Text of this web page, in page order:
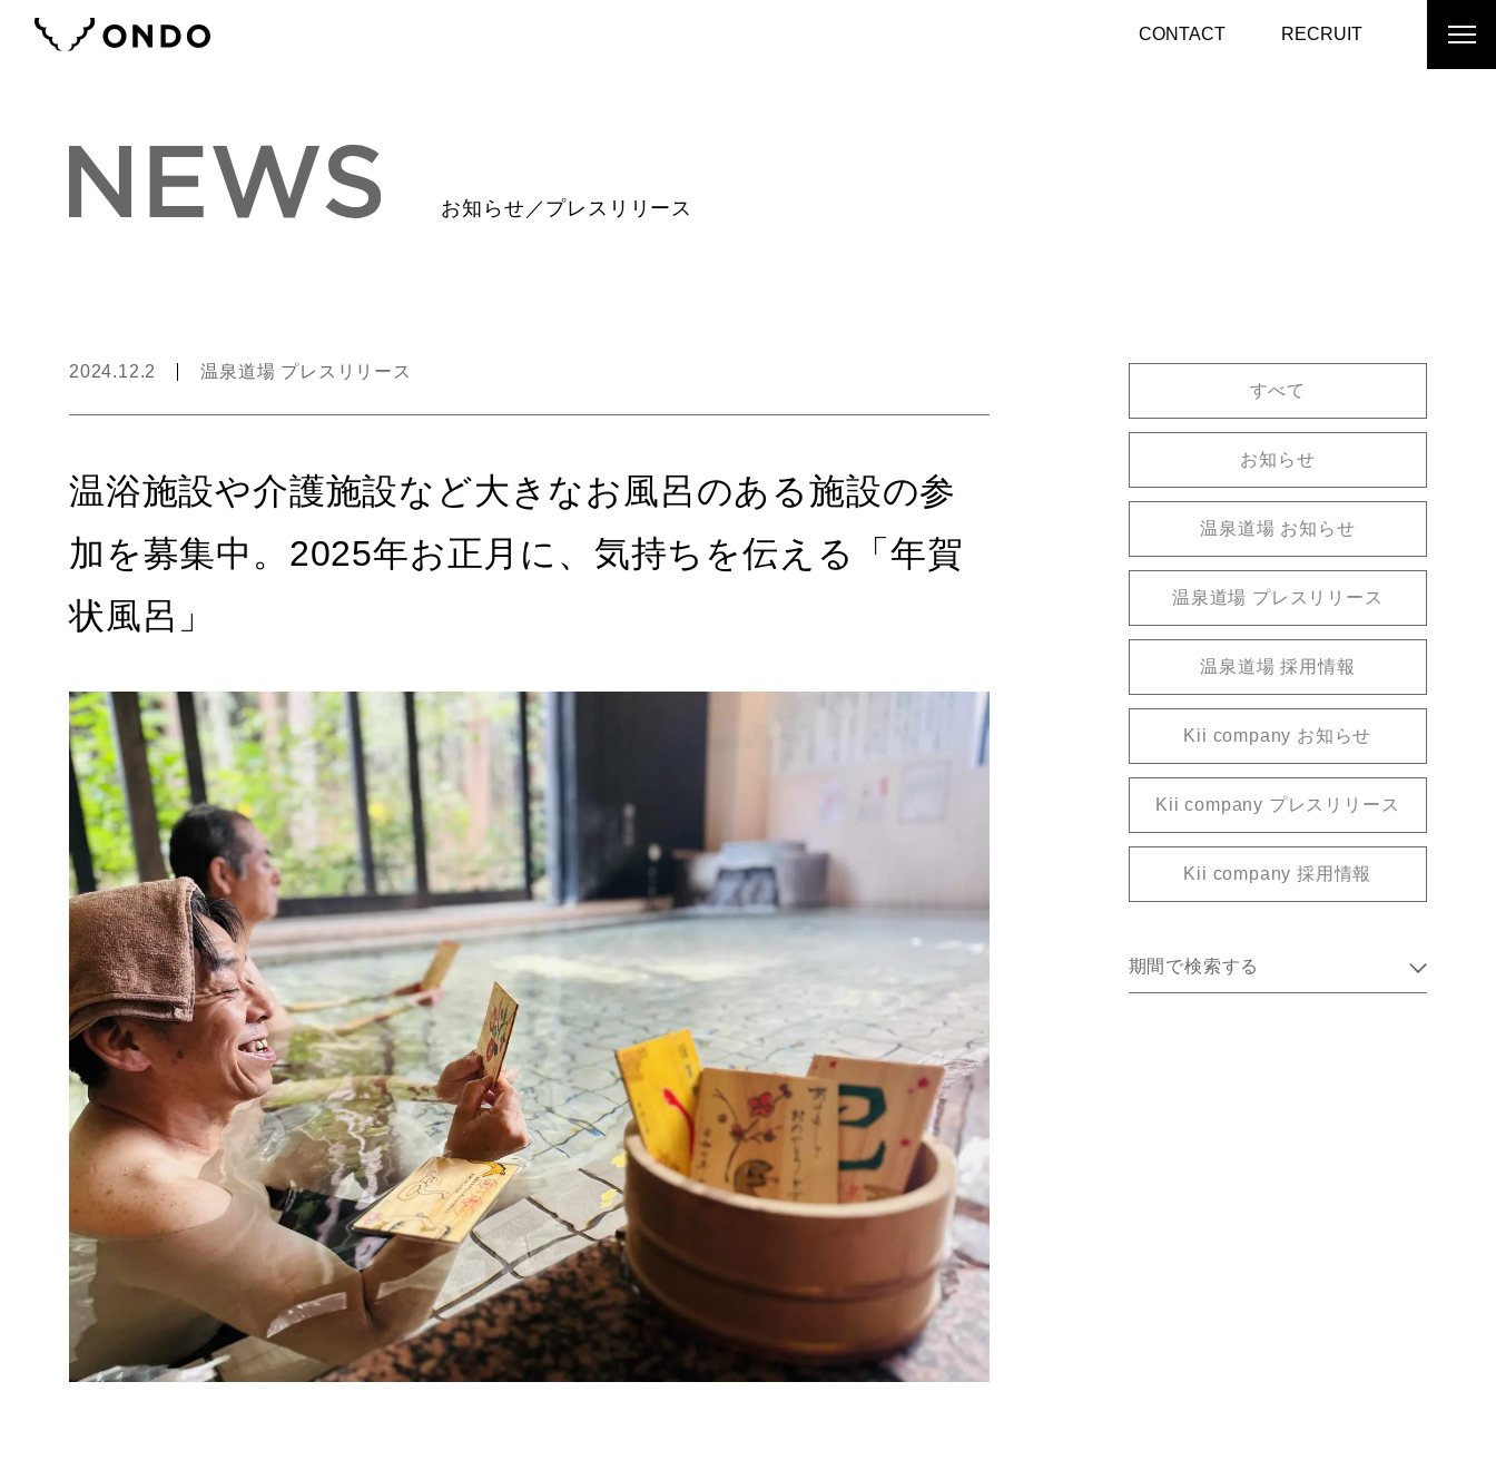
CONTACT RECRUIT
お知らせ／プレスリリース
2024.12.2 温泉道場 プレスリリース
温浴施設や介護施設など大きなお風呂のある施設の参
加を募集中。2025年お正月に、気持ちを伝える「年賀
状風呂」
すべて
お知らせ
温泉道場 お知らせ
温泉道場 プレスリリース
温泉道場 採用情報
Kii company お知らせ
Kii company プレスリリース
Kii company 採用情報
期間で検索する